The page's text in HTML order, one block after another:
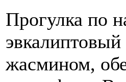
Прогулка по
жасмином,